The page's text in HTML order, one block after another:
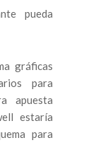
pueda
gráficas
para
apuesta
estaría
para